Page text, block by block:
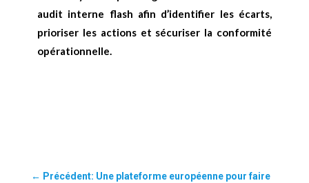
audit interne flash afin d’identifier les écarts,
prioriser les actions et sécuriser la conformité
opérationnelle.
← Précédent: Une plateforme européenne pour faire